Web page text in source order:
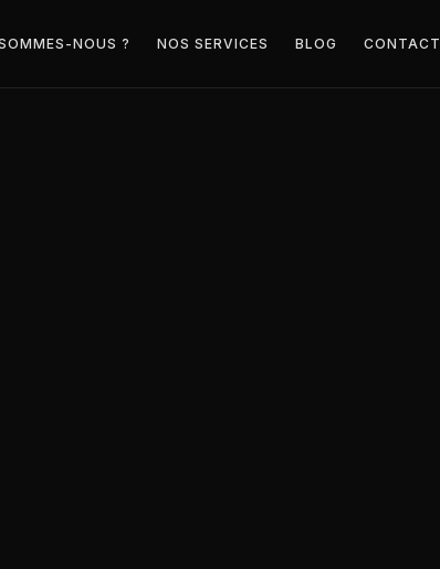
NOUS ? NOS SERVICES BLOG CONTACT